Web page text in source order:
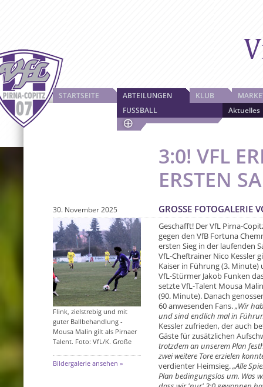
STARTSEITE
ABTEILUNGEN
FUSSBALL
Aktuelles
KLUB
3:0! VFL
ERSTEN
GROSSE FOTOGALERIE
30. November 2025
Geschafft! Der VfL Pirna-
gegen den VfB Fortuna
ersten Sieg in der laufenden
VfL-Cheftrainer Nico Kessler
Kaiser in Führung (3.
VfL-Stürmer Jakob Funken
setzte VfL-Talent Mousa
(90. Minute). Danach
60 anwesenden Fans.„Wir
und sind endlich mal in
Kessler zufrieden, der auch
Gäste für zusätzlichen
trotzdem an unserem Plan
zwei weitere Tore erzielen
verdienter Heimsieg.„Alle
Plan bedingungslos um. Was
Flink, zielstrebig und mit
guter Ballbehandlung -
Mousa Malin gilt als Pirnaer
Talent. Foto: VfL/K. Große
Bildergalerie ansehen »